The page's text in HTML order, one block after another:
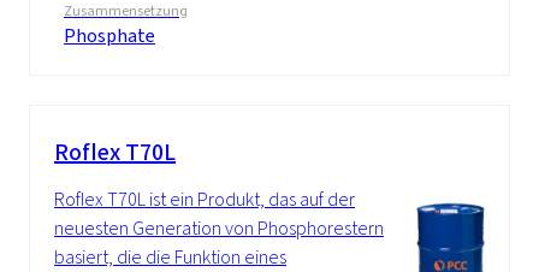
Zusammensetzung
Phosphate
Roflex T70L
Roflex T70L ist ein Produkt, das auf der
neuesten Generation von Phosphorestern
basiert, die die Funktion eines